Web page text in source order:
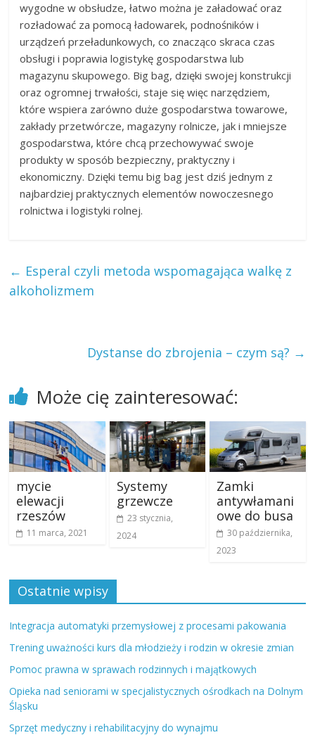
wygodne w obsłudze, łatwo można je załadować oraz
rozładować za pomocą ładowarek, podnośników i
urządzeń przeładunkowych, co znacząco skraca czas
obsługi i poprawia logistykę gospodarstwa lub
magazynu skupowego. Big bag, dzięki swojej konstrukcji
oraz ogromnej trwałości, staje się więc narzędziem,
które wspiera zarówno duże gospodarstwa towarowe,
zakłady przetwórcze, magazyny rolnicze, jak i mniejsze
gospodarstwa, które chcą przechowywać swoje
produkty w sposób bezpieczny, praktyczny i
ekonomiczny. Dzięki temu big bag jest dziś jednym z
najbardziej praktycznych elementów nowoczesnego
rolnictwa i logistyki rolnej.
← Esperal czyli metoda wspomagająca walkę z
alkoholizmem
Dystanse do zbrojenia – czym są? →
Może cię zainteresować:
mycie
elewacji
rzeszów
11 marca, 2021
Systemy
grzewcze
23 stycznia,
2024
Zamki
antywłamani
owe do busa
30 października,
2023
Ostatnie wpisy
Integracja automatyki przemysłowej z procesami pakowania
Trening uważności kurs dla młodzieży i rodzin w okresie zmian
Pomoc prawna w sprawach rodzinnych i majątkowych
Opieka nad seniorami w specjalistycznych ośrodkach na Dolnym
Śląsku
Sprzęt medyczny i rehabilitacyjny do wynajmu